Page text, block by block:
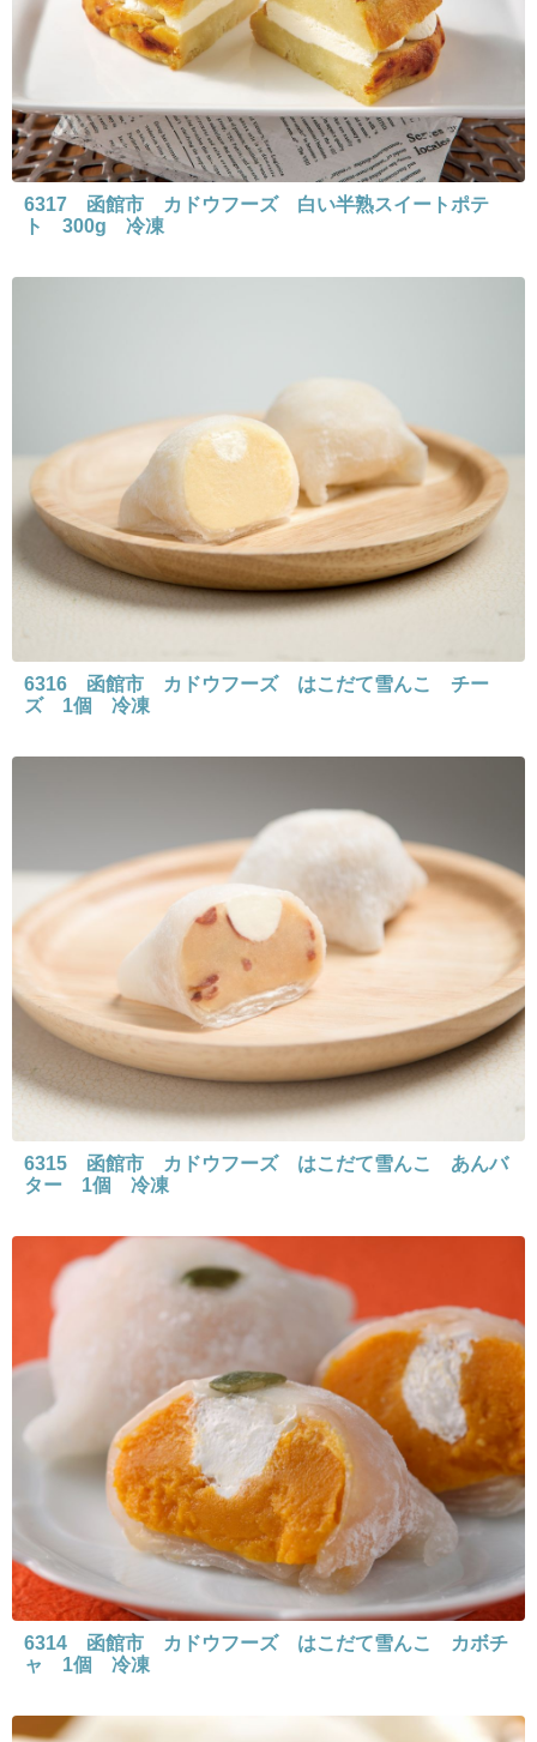
6317 函館市 カドウフーズ 白い半熟スイートポテ
ト 300g 冷凍
6316 函館市 カドウフーズ はこだて雪んこ チー
ズ 1個 冷凍
6315 函館市 カドウフーズ はこだて雪んこ あんバ
ター 1個 冷凍
6314 函館市 カドウフーズ はこだて雪んこ カボチ
ャ 1個 冷凍